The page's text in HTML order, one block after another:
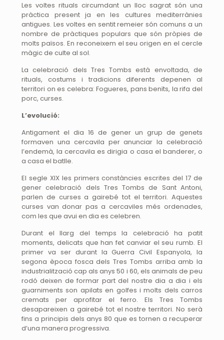
Les voltes rituals circumdant un lloc sagrat són una
pràctica present ja en les cultures mediterrànies
antigues. Les voltes en sentit remeier són comuns a un
nombre de pràctiques populars que són pròpies de
molts països. En reconeixem el seu origen en el cercle
màgic de culte al sol.
La celebració dels Tres Tombs està envoltada, de
rituals, costums i tradicions diferents depenen al
territori on es celebra: Fogueres, pans benïts, la rifa del
porc, curses.
L’evolució:
Antigament el dia 16 de gener un grup de genets
formaven una cercavila per anunciar la celebració
l’endemà, la cercavila es dirigia o casa el banderer, o
a casa el batlle.
El segle XIX les primers constàncies escrites del 17 de
gener celebració dels Tres Tombs de Sant Antoni,
parlen de curses a gairebé tot el territori. Aquestes
curses van donar pas a cercaviles més ordenades,
com les que avui en dia es celebren.
Durant el llarg del temps la celebració ha patit
moments, delicats que han fet canviar el seu rumb. El
primer va ser durant la Guerra Civil Espanyola, la
segona època fosca dels Tres Tombs arriba amb la
industrialització cap als anys 50 i 60, els animals de peu
rodó deixen de formar part del nostre dia a dia i els
guarniments son apilats en golfes i molts dels carros
cremats per aprofitar el ferro. Els Tres Tombs
desapareixen a gairebé tot el nostre territori. No serà
fins a principis dels anys 80 que es tornen a recuperar
d’una manera progressiva.